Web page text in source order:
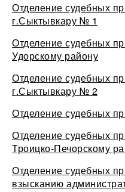
Отделение судебных
г.Сыктывкару № 1
Отделение судебных
Удорскому району
Отделение судебных
г.Сыктывкару № 2
Отделение судебных
Отделение судебных
Троицко-Печорскому
Отделение судебных
взысканию